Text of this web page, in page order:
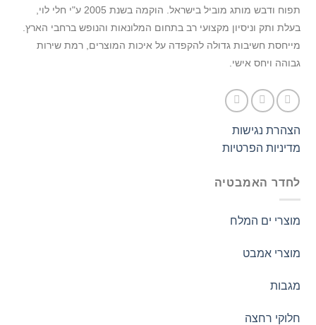
תפוח ודבש מותג מוביל בישראל.
הוקמה בשנת 2005 ע"י חלי לוי,
בעלת ותק וניסיון מקצועי רב בתחום המלונאות והנופש ברחבי הארץ.
מייחסת חשיבות גדולה להקפדה על איכות המוצרים, רמת שירות
גבוהה ויחס אישי.
הצהרת נגישות
מדיניות הפרטיות
לחדר האמבטיה
מוצרי ים המלח
מוצרי אמבט
מגבות
חלוקי רחצה